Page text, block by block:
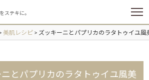
ステキに。
メ
ュ
ー
美肌レシピ > ズッキーニとパプリカのラタトゥイユ風
とパプリカのラタトゥイユ風美